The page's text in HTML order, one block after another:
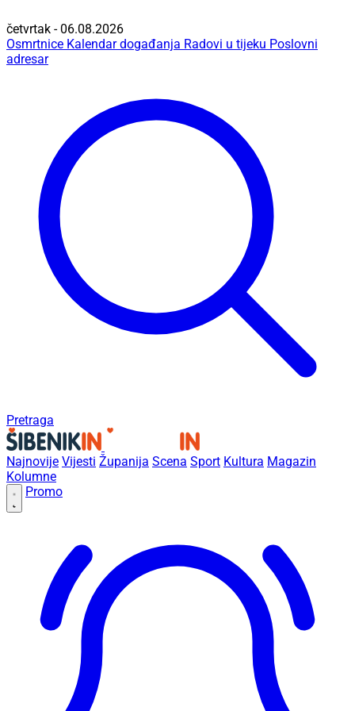
četvrtak - 06.08.2026
Osmrtnice Kalendar događanja Radovi u tijeku Poslovni
adresar
Pretraga
Najnovije Vijesti Županija Scena Sport Kultura Magazin
Kolumne
Promo